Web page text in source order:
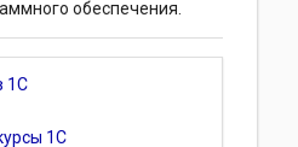
обеспечения.
1С
1С